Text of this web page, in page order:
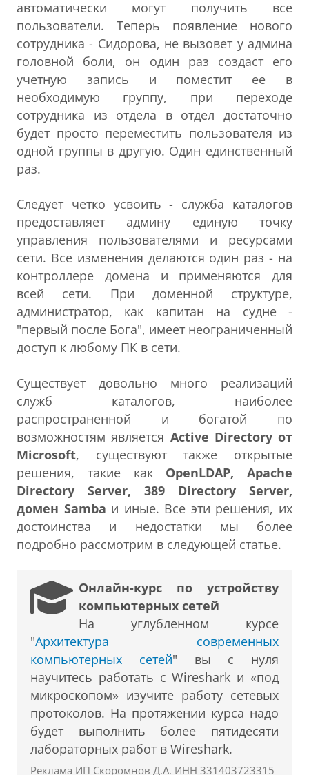
автоматически могут получить все
пользователи. Теперь появление нового
сотрудника - Сидорова, не вызовет у админа
головной боли, он один раз создаст его
учетную запись и поместит ее в
необходимую группу, при переходе
сотрудника из отдела в отдел достаточно
будет просто переместить пользователя из
одной группы в другую. Один единственный
раз.
Следует четко усвоить - служба каталогов
предоставляет админу единую точку
управления пользователями и ресурсами
сети. Все изменения делаются один раз - на
контроллере домена и применяются для
всей сети. При доменной структуре,
администратор, как капитан на судне -
"первый после Бога", имеет неограниченный
доступ к любому ПК в сети.
Существует довольно много реализаций
служб каталогов, наиболее
распространенной и богатой по
возможностям является Active Directory от
Microsoft, существуют также открытые
решения, такие как OpenLDAP, Apache
Directory Server, 389 Directory Server,
домен Samba и иные. Все эти решения, их
достоинства и недостатки мы более
подробно рассмотрим в следующей статье.
Онлайн-курс по устройству
компьютерных сетей
На углубленном курсе
"Архитектура современных
компьютерных сетей" вы с нуля
научитесь работать с Wireshark и «под
микроскопом» изучите работу сетевых
протоколов. На протяжении курса надо
будет выполнить более пятидесяти
лабораторных работ в Wireshark.
Реклама ИП Скоромнов Д.А. ИНН 331403723315